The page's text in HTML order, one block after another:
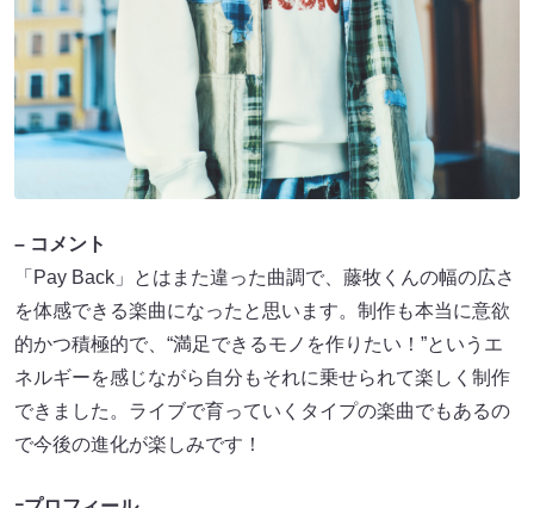
– コメント
「Pay Back」とはまた違った曲調で、藤牧くんの幅の広さ
を体感できる楽曲になったと思います。制作も本当に意欲
的かつ積極的で、“満足できるモノを作りたい！”というエ
ネルギーを感じながら自分もそれに乗せられて楽しく制作
できました。ライブで育っていくタイプの楽曲でもあるの
で今後の進化が楽しみです！